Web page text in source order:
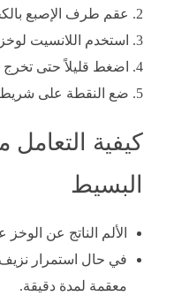
عقم طرف الإصبع
استخدم اللانسيت
اضغط قليلاً حتى
ضع النقطة على شريط
كيفية التعامل
البسيط
الألم الناتج عن
في حال استمرار
معقمة لمدة دقيقة.